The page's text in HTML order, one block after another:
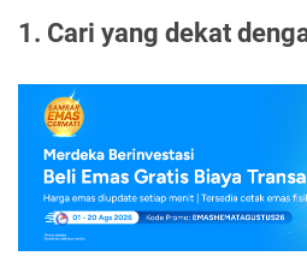
1. Cari yang dekat